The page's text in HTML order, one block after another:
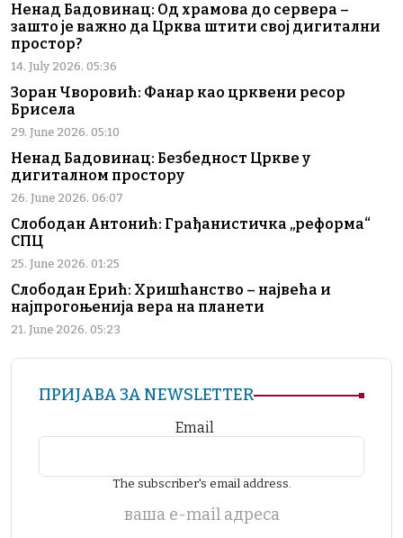
Ненад Бадовинац: Од храмова до сервера –
зашто је важно да Црква штити свој дигитални
простор?
14. July 2026. 05:36
Зоран Чворовић: Фанар као црквени ресор
Брисела
29. June 2026. 05:10
Ненад Бадовинац: Безбедност Цркве у
дигиталном простору
26. June 2026. 06:07
Слободан Антонић: Грађанистичка „реформа“
СПЦ
25. June 2026. 01:25
Слободан Ерић: Хришћанство – највећа и
најпрогоњенија вера на планети
21. June 2026. 05:23
ПРИЈАВА ЗА NEWSLETTER
Email
The subscriber's email address.
ваша е-mail адреса